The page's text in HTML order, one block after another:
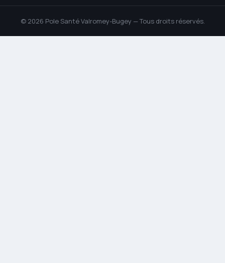
© 2026 Pole Santé Valromey-Bugey — Tous droits réservés.